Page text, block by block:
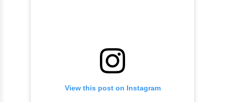
View this post on Instagram